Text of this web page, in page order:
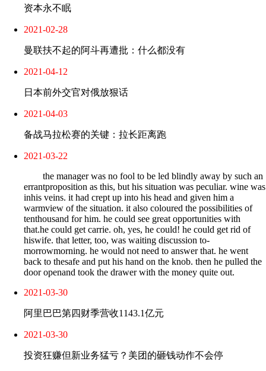
资本永不眠
2021-02-28
曼联扶不起的阿斗再遭批：什么都没有
2021-04-12
日本前外交官对俄放狠话
2021-04-03
备战马拉松赛的关键：拉长距离跑
2021-03-22
the manager was no fool to be led blindly away by such an
errantproposition as this, but his situation was peculiar. wine was
inhis veins. it had crept up into his head and given him a
warmview of the situation. it also coloured the possibilities of
tenthousand for him. he could see great opportunities with
that.he could get carrie. oh, yes, he could! he could get rid of
hiswife. that letter, too, was waiting discussion to-
morrowmorning. he would not need to answer that. he went
back to thesafe and put his hand on the knob. then he pulled the
door openand took the drawer with the money quite out.
2021-03-30
阿里巴巴第四财季营收1143.1亿元
2021-03-30
投资狂赚但新业务猛亏？美团的砸钱动作不会停